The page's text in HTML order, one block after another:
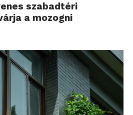
szabadtéri
a mozogni